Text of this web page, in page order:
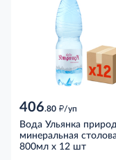
406.80 д/уп
Вода Ульянка
минеральная
газированная, 800мл
800мл x 12 шт